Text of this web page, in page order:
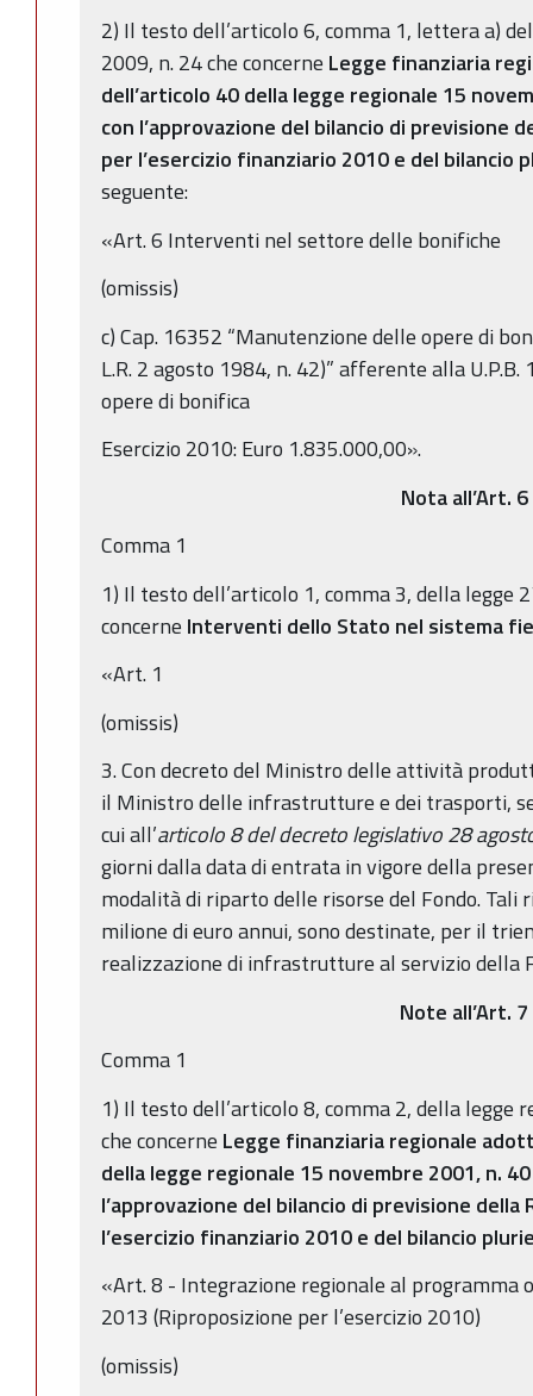
2) Il testo dell’articolo 6, comma 1, lettera a)
2009, n. 24 che concerne Legge finanziaria
dell’articolo 40 della legge regionale 15
con l’approvazione del bilancio di previsione
per l’esercizio finanziario 2010 e del bilancio
seguente:
«Art. 6 Interventi nel settore delle bonifiche
(omissis)
c) Cap. 16352 “Manutenzione delle opere di
L.R. 2 agosto 1984, n. 42)” afferente alla
opere di bonifica
Esercizio 2010: Euro 1.835.000,00».
Nota all’Art. 6
Comma 1
1) Il testo dell’articolo 1, comma 3, della legge
concerne Interventi dello Stato nel sistema
«Art. 1
(omissis)
3. Con decreto del Ministro delle attività
il Ministro delle infrastrutture e dei trasporti,
cui all’articolo 8 del decreto legislativo 28
giorni dalla data di entrata in vigore della
modalità di riparto delle risorse del Fondo. Tali
milione di euro annui, sono destinate, per il
realizzazione di infrastrutture al servizio della
Note all’Art. 7
Comma 1
1) Il testo dell’articolo 8, comma 2, della legge
che concerne Legge finanziaria regionale
della legge regionale 15 novembre 2001, n.
l’approvazione del bilancio di previsione della
l’esercizio finanziario 2010 e del bilancio
«Art. 8 - Integrazione regionale al programma
2013 (Riproposizione per l’esercizio 2010)
(omissis)